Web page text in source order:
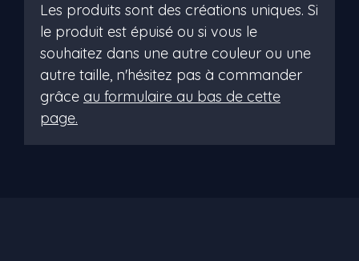
Les produits sont des créations uniques. Si
le produit est épuisé ou si vous le
souhaitez dans une autre couleur ou une
autre taille, n'hésitez pas à commander
grâce au formulaire au bas de cette
page.